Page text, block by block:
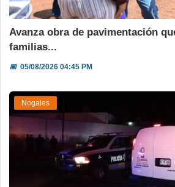
Avanza obra de pavimentación
familias...
📅05/08/2026 04:45 PM
Nogales